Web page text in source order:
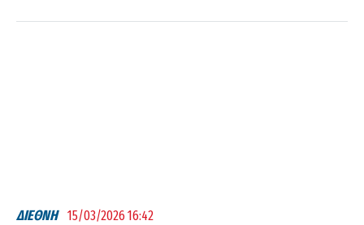
ΔΙΕΘΝΗ 15/03/2026 16:42